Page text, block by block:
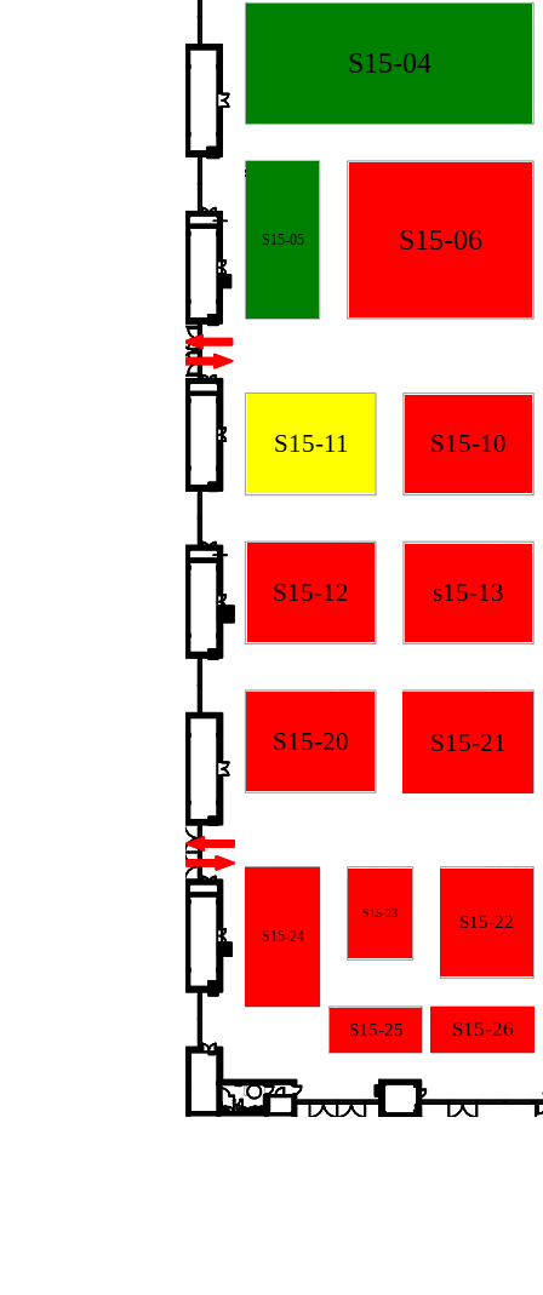
S15-04
S15-05 S15-06
S15-11 S15-10
S15-12 s15-13
S15-20 S15-21
S15-22
S15-23
S15-24
S15-25 S15-26